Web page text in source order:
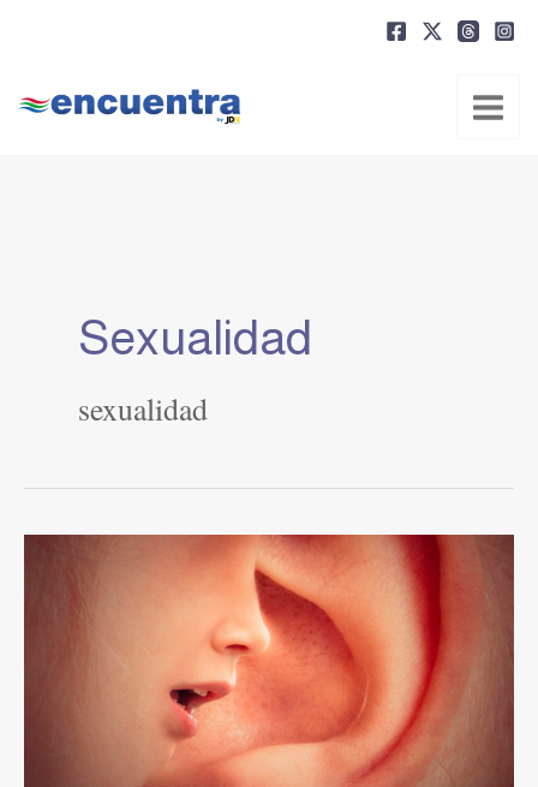
Sexualidad
sexualidad
hablemos